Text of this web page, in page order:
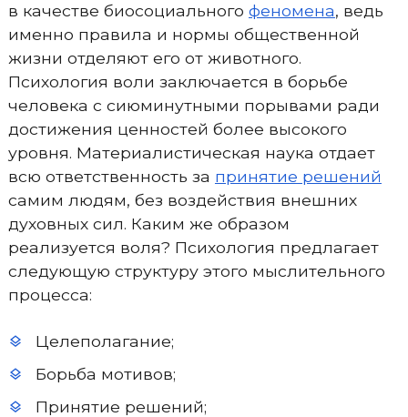
в качестве биосоциального феномена, ведь
именно правила и нормы общественной
жизни отделяют его от животного.
Психология воли заключается в борьбе
человека с сиюминутными порывами ради
достижения ценностей более высокого
уровня. Материалистическая наука отдает
всю ответственность за принятие решений
самим людям, без воздействия внешних
духовных сил. Каким же образом
реализуется воля? Психология предлагает
следующую структуру этого мыслительного
процесса:
Целеполагание;
Борьба мотивов;
Принятие решений;